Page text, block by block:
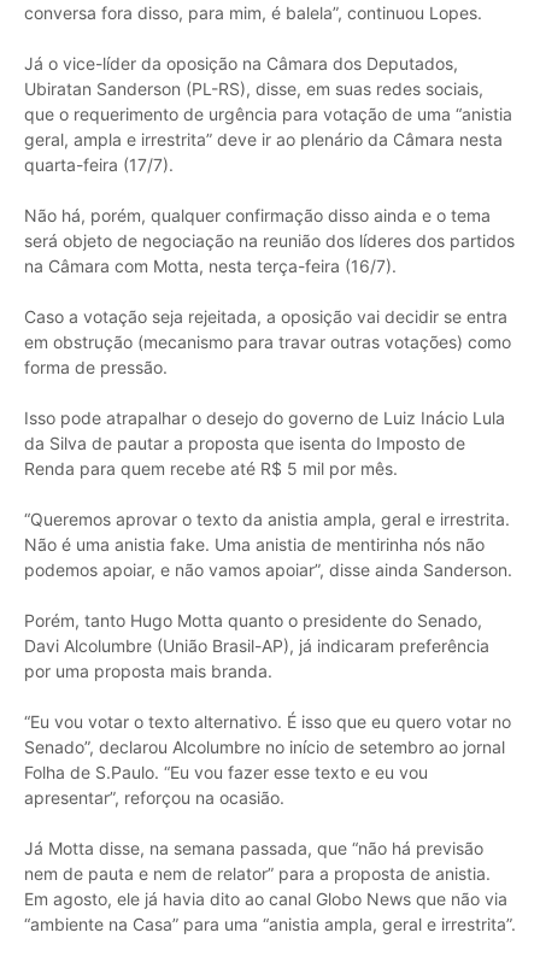
conversa fora disso, para mim, é balela”, continuou Lopes.
Já o vice-líder da oposição na Câmara dos Deputados,
Ubiratan Sanderson (PL-RS), disse, em suas redes sociais,
que o requerimento de urgência para votação de uma “anistia
geral, ampla e irrestrita” deve ir ao plenário da Câmara nesta
quarta-feira (17/7).
Não há, porém, qualquer confirmação disso ainda e o tema
será objeto de negociação na reunião dos líderes dos partidos
na Câmara com Motta, nesta terça-feira (16/7).
Caso a votação seja rejeitada, a oposição vai decidir se entra
em obstrução (mecanismo para travar outras votações) como
forma de pressão.
Isso pode atrapalhar o desejo do governo de Luiz Inácio Lula
da Silva de pautar a proposta que isenta do Imposto de
Renda para quem recebe até R$ 5 mil por mês.
“Queremos aprovar o texto da anistia ampla, geral e irrestrita.
Não é uma anistia fake. Uma anistia de mentirinha nós não
podemos apoiar, e não vamos apoiar”, disse ainda Sanderson.
Porém, tanto Hugo Motta quanto o presidente do Senado,
Davi Alcolumbre (União Brasil-AP), já indicaram preferência
por uma proposta mais branda.
“Eu vou votar o texto alternativo. É isso que eu quero votar no
Senado”, declarou Alcolumbre no início de setembro ao jornal
Folha de S.Paulo. “Eu vou fazer esse texto e eu vou
apresentar”, reforçou na ocasião.
Já Motta disse, na semana passada, que “não há previsão
nem de pauta e nem de relator” para a proposta de anistia.
Em agosto, ele já havia dito ao canal Globo News que não via
“ambiente na Casa” para uma “anistia ampla, geral e irrestrita”.